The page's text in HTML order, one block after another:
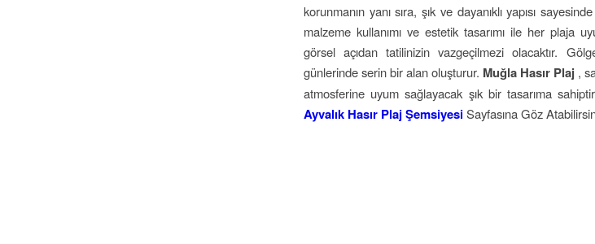
korunmanın yanı sıra, şık ve dayanıklı yapısı
malzeme kullanımı ve estetik tasarımı ile her plaja
görsel açıdan tatilinizin vazgeçilmezi olacaktır.
günlerinde serin bir alan oluşturur. Muğla Hasır Plaj ,
atmosferine uyum sağlayacak şık bir tasarıma
Ayvalık Hasır Plaj ŞemsiyesiSayfasına Göz